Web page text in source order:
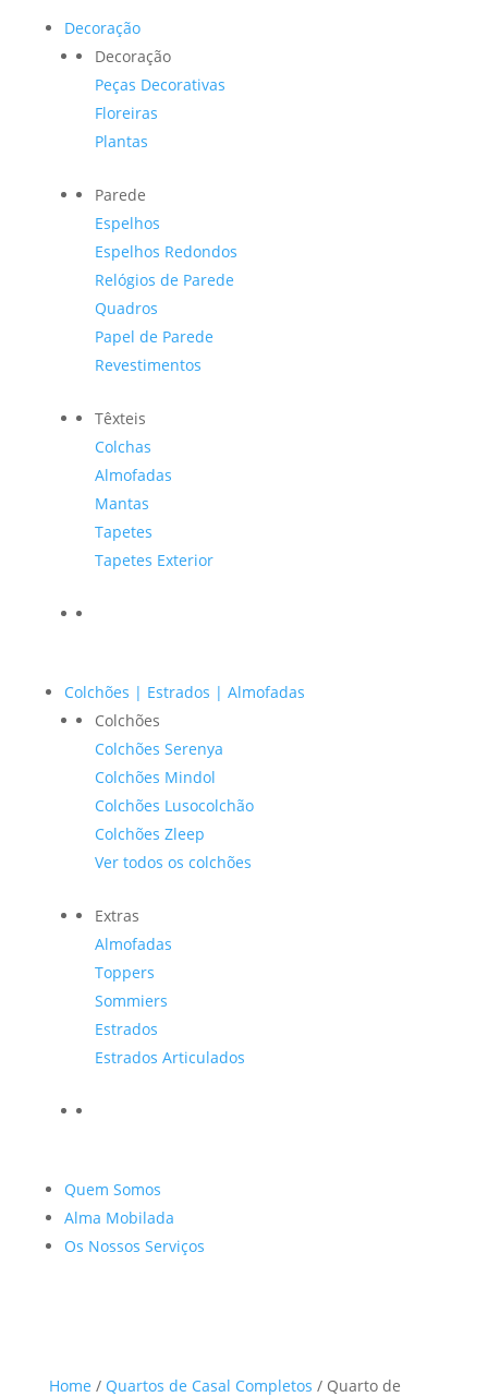
Decoração
Decoração
Peças Decorativas
Floreiras
Plantas
Parede
Espelhos
Espelhos Redondos
Relógios de Parede
Quadros
Papel de Parede
Revestimentos
Têxteis
Colchas
Almofadas
Mantas
Tapetes
Tapetes Exterior
Colchões | Estrados | Almofadas
Colchões
Colchões Serenya
Colchões Mindol
Colchões Lusocolchão
Colchões Zleep
Ver todos os colchões
Extras
Almofadas
Toppers
Sommiers
Estrados
Estrados Articulados
Quem Somos
Alma Mobilada
Os Nossos Serviços
Home / Quartos de Casal Completos / Quarto de